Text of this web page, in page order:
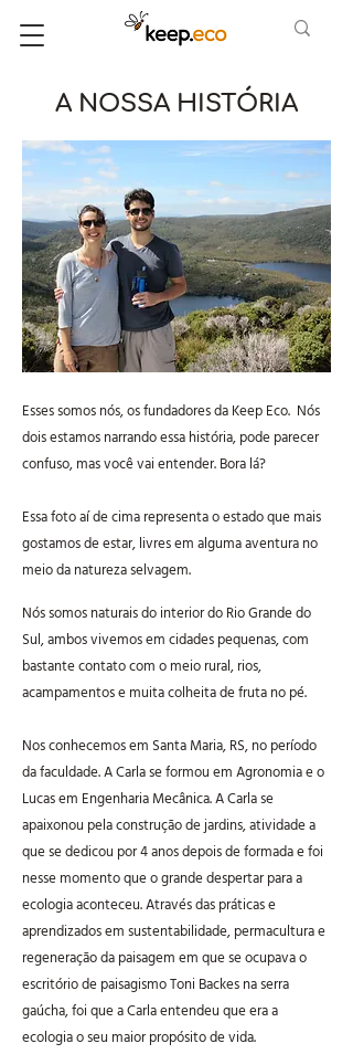
A NOSSA HISTÓRIA
Esses somos nós, os fundadores da Keep Eco. Nós
dois estamos narrando essa história, pode parecer
confuso, mas você vai entender. Bora lá?
Essa foto aí de cima representa o estado que mais
gostamos de estar, livres em alguma aventura no
meio da natureza selvagem.
Nós somos naturais do interior do Rio Grande do
Sul, ambos vivemos em cidades pequenas, com
bastante contato com o meio rural, rios,
acampamentos e muita colheita de fruta no pé.
Nos conhecemos em Santa Maria, RS, no período
da faculdade. A Carla se formou em Agronomia e o
Lucas em Engenharia Mecânica. A Carla se
apaixonou pela construção de jardins, atividade a
que se dedicou por 4 anos depois de formada e foi
nesse momento que o grande despertar para a
ecologia aconteceu. Através das práticas e
aprendizados em sustentabilidade, permacultura e
regeneração da paisagem em que se ocupava o
escritório de paisagismo Toni Backes na serra
gaúcha, foi que a Carla entendeu que era a
ecologia o seu maior propósito de vida.